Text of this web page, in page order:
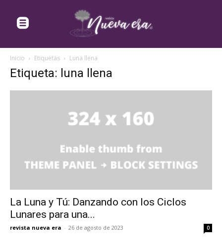
Inicio Etiquetas Luna llena
Etiqueta: luna llena
La Luna y Tú: Danzando con los Ciclos
Lunares para una...
revista nueva era - 26 de agosto de 2023 0